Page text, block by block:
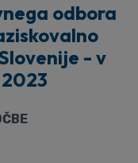
odbora
- v